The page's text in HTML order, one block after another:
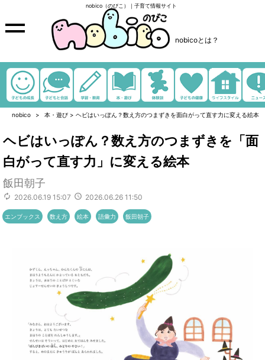
nobico（のびこ）｜子育て情報サイト
nobicoとは？
nobico 本・遊び > ヘビはいっぽん？数え方のつまずきを面白がって直す力に変える絵本
ヘビはいっぽん？数え方のつまずきを「面
白がって直す力」に変える絵本
飯田朝子
2026.06.19 15:07 2026.06.26 11:50
エンブックス 数え方 絵本 語彙力 飯田朝子